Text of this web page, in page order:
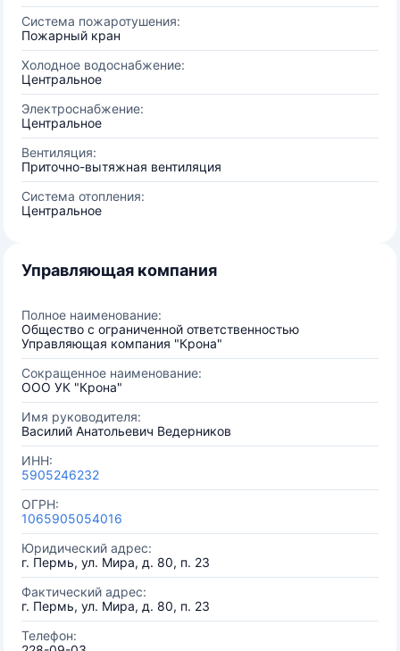
Система пожаротушения:
Пожарный кран
Холодное водоснабжение:
Центральное
Электроснабжение:
Центральное
Вентиляция:
Приточно-вытяжная вентиляция
Система отопления:
Центральное
Управляющая компания
Полное наименование:
Общество с ограниченной ответственностью
Управляющая компания "Крона"
Сокращенное наименование:
ООО УК "Крона"
Имя руководителя:
Василий Анатольевич Ведерников
ИНН:
5905246232
ОГРН:
1065905054016
Юридический адрес:
г. Пермь, ул. Мира, д. 80, п. 23
Фактический адрес:
г. Пермь, ул. Мира, д. 80, п. 23
Телефон: